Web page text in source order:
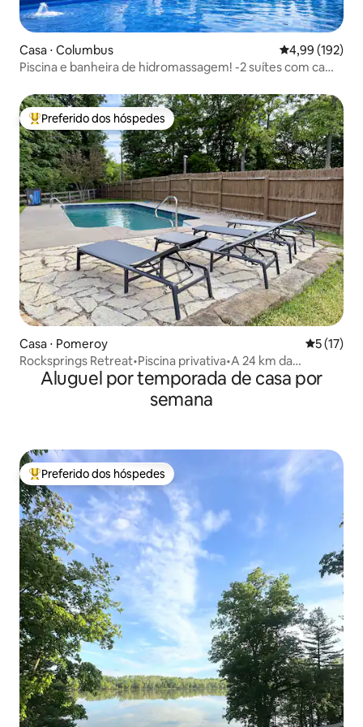
Casa ⋅ Columbus 4,99 de uma
4,99 (192)
Piscina e banheira de hidromassagem! -2 suítes com cama
Entre os melhores preferidos dos hóspedes
Preferido dos hóspedes
Casa ⋅ Pomeroy 5 de uma
5 (17)
Rocksprings Retreat•Piscina privativa•A 24 km da
Universidade de Oklahoma
Aluguel por temporada de casa por
semana
Entre os melhores preferidos dos hóspedes
Preferido dos hóspedes